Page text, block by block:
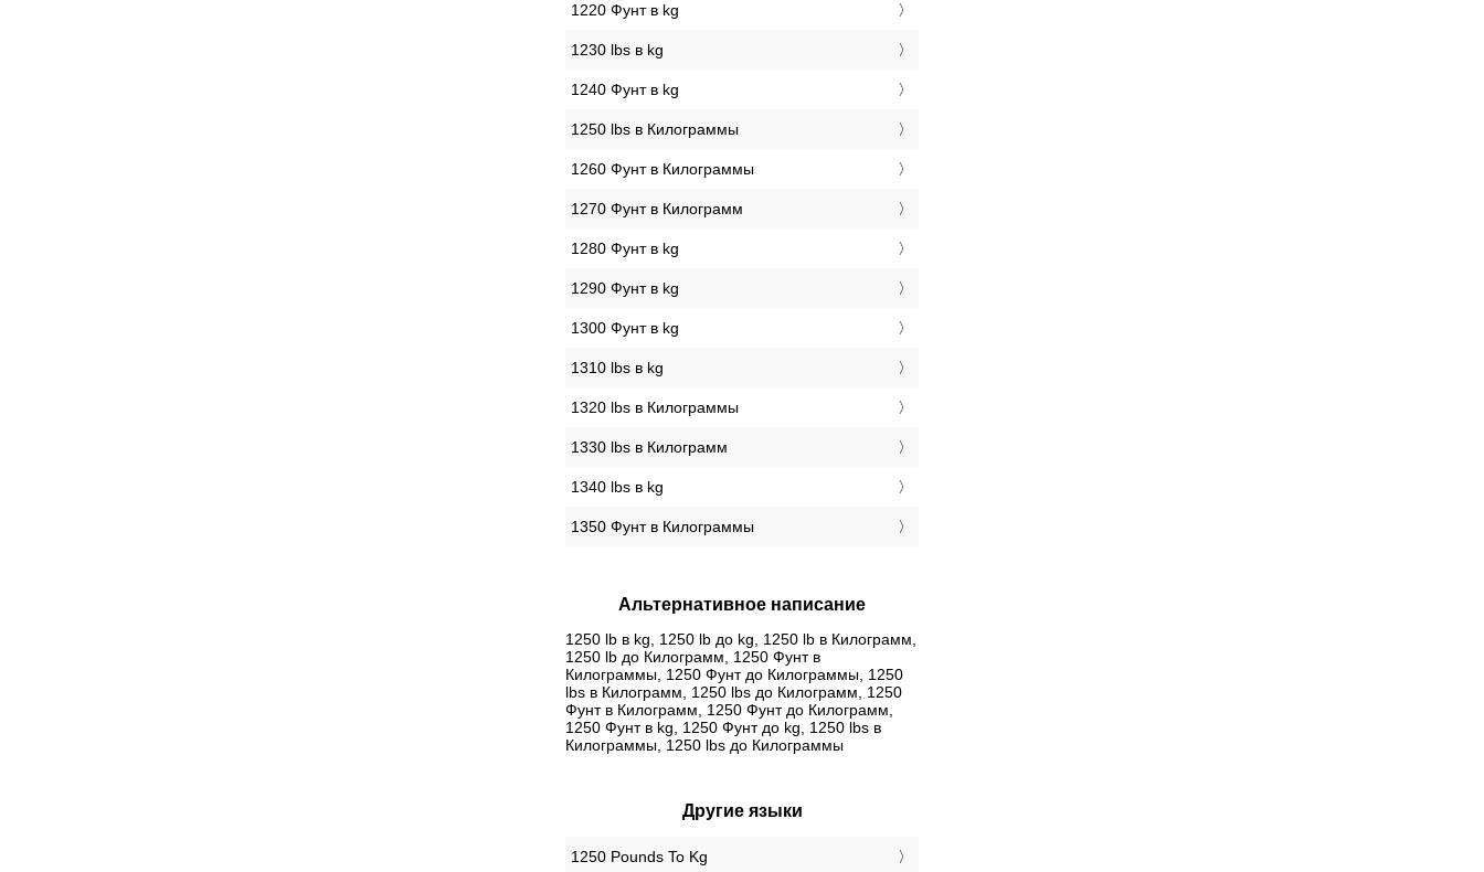
1220 Фунт в kg
1230 lbs в kg
1240 Фунт в kg
1250 lbs в Килограммы
1260 Фунт в Килограммы
1270 Фунт в Килограмм
1280 Фунт в kg
1290 Фунт в kg
1300 Фунт в kg
1310 lbs в kg
1320 lbs в Килограммы
1330 lbs в Килограмм
1340 lbs в kg
1350 Фунт в Килограммы
Альтернативное написание
1250 lb в kg, 1250 lb до kg, 1250 lb в Килограмм,
1250 lb до Килограмм, 1250 Фунт в
Килограммы, 1250 Фунт до Килограммы, 1250
lbs в Килограмм, 1250 lbs до Килограмм, 1250
Фунт в Килограмм, 1250 Фунт до Килограмм,
1250 Фунт в kg, 1250 Фунт до kg, 1250 lbs в
Килограммы, 1250 lbs до Килограммы
Другие языки
‎1250 Pounds To Kg